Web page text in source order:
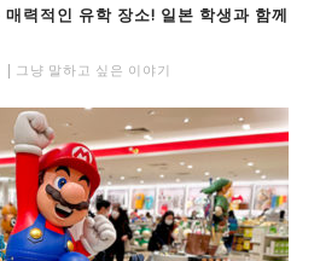
력적인 유학 장소! 일본 학생과 함께
그냥 말하고 싶은 이야기